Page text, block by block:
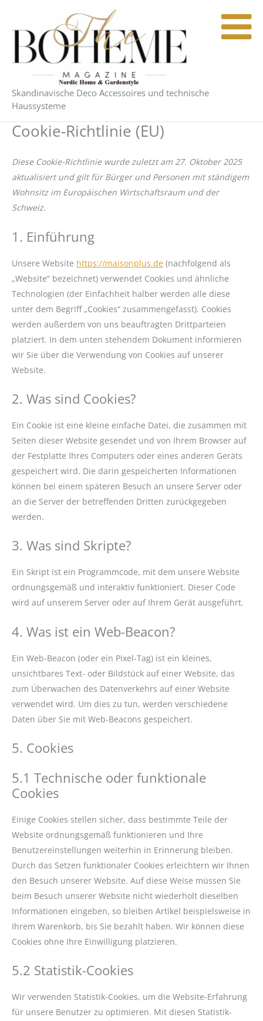
springen
Skandinavische Deco Accessoires und technische
Haussysteme
Cookie-Richtlinie (EU)
Diese Cookie-Richtlinie wurde zuletzt am 27. Oktober 2025
aktualisiert und gilt für Bürger und Personen mit ständigem
Wohnsitz im Europäischen Wirtschaftsraum und der
Schweiz.
1. Einführung
Unsere Website https://maisonplus.de (nachfolgend als
„Website“ bezeichnet) verwendet Cookies und ähnliche
Technologien (der Einfachheit halber werden alle diese
unter dem Begriff „Cookies“ zusammengefasst). Cookies
werden außerdem von uns beauftragten Drittparteien
platziert. In dem unten stehendem Dokument informieren
wir Sie über die Verwendung von Cookies auf unserer
Website.
2. Was sind Cookies?
Ein Cookie ist eine kleine einfache Datei, die zusammen mit
Seiten dieser Website gesendet und von Ihrem Browser auf
der Festplatte Ihres Computers oder eines anderen Geräts
gespeichert wird. Die darin gespeicherten Informationen
können bei einem späteren Besuch an unsere Server oder
an die Server der betreffenden Dritten zurückgegeben
werden.
3. Was sind Skripte?
Ein Skript ist ein Programmcode, mit dem unsere Website
ordnungsgemäß und interaktiv funktioniert. Dieser Code
wird auf unserem Server oder auf Ihrem Gerät ausgeführt.
4. Was ist ein Web-Beacon?
Ein Web-Beacon (oder ein Pixel-Tag) ist ein kleines,
unsichtbares Text- oder Bildstück auf einer Website, das
zum Überwachen des Datenverkehrs auf einer Website
verwendet wird. Um dies zu tun, werden verschiedene
Daten über Sie mit Web-Beacons gespeichert.
5. Cookies
5.1 Technische oder funktionale
Cookies
Einige Cookies stellen sicher, dass bestimmte Teile der
Website ordnungsgemäß funktionieren und Ihre
Benutzereinstellungen weiterhin in Erinnerung bleiben.
Durch das Setzen funktionaler Cookies erleichtern wir Ihnen
den Besuch unserer Website. Auf diese Weise müssen Sie
beim Besuch unserer Website nicht wiederholt dieselben
Informationen eingeben, so bleiben Artikel beispielsweise in
Ihrem Warenkorb, bis Sie bezahlt haben. Wir können diese
Cookies ohne Ihre Einwilligung platzieren.
5.2 Statistik-Cookies
Wir verwenden Statistik-Cookies, um die Website-Erfahrung
für unsere Benutzer zu optimieren. Mit diesen Statistik-
service
service
service
service
service
service
service
service
service
service
service
service